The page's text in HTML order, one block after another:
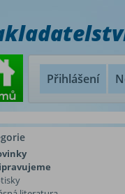
Přihlášení